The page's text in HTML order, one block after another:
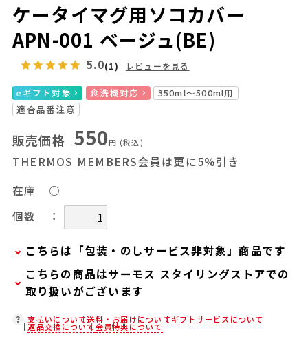
ケータイマグ用ソコカバー
APN-001 ベージュ(BE)
5.0(1) レビューを見る
eギフト対象 食洗機対応
350ml～500ml用
適合品番注意
販売価格 550円 (税込)
THERMOS MEMBERS会員は更に5%引き
在庫
○
個数
：
こちらは「包装・のしサービス非対象」商品です
当商品は弊社でのお包みには対応しておりませ
ん。
お客様ご自身で包装する際にお使いいただけるギ
フト用品をご用意しておりますので、セルフラッ
こちらの商品はサーモス スタイリングストアでの
取り扱いがございます
在庫状況につきましては、各店舗までお電話にて
支払いについて送料・お届けについてギフトサービスについて
返品交換について会員特典について